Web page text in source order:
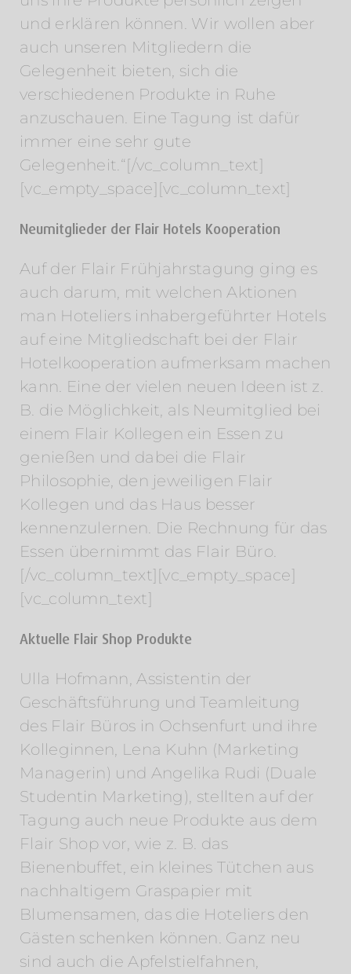
und erklären können. Wir wollen aber
auch unseren Mitgliedern die
Gelegenheit bieten, sich die
verschiedenen Produkte in Ruhe
anzuschauen. Eine Tagung ist dafür
immer eine sehr gute
Gelegenheit.“[/vc_column_text]
[vc_empty_space][vc_column_text]
Neumitglieder der Flair Hotels Kooperation
Auf der Flair Frühjahrstagung ging es
auch darum, mit welchen Aktionen
man Hoteliers inhabergeführter Hotels
auf eine Mitgliedschaft bei der Flair
Hotelkooperation aufmerksam machen
kann. Eine der vielen neuen Ideen ist z.
B. die Möglichkeit, als Neumitglied bei
einem Flair Kollegen ein Essen zu
genießen und dabei die Flair
Philosophie, den jeweiligen Flair
Kollegen und das Haus besser
kennenzulernen. Die Rechnung für das
Essen übernimmt das Flair Büro.
[/vc_column_text][vc_empty_space]
[vc_column_text]
Aktuelle Flair Shop Produkte
Ulla Hofmann, Assistentin der
Geschäftsführung und Teamleitung
des Flair Büros in Ochsenfurt und ihre
Kolleginnen, Lena Kuhn (Marketing
Managerin) und Angelika Rudi (Duale
Studentin Marketing), stellten auf der
Tagung auch neue Produkte aus dem
Flair Shop vor, wie z. B. das
Bienenbuffet, ein kleines Tütchen aus
nachhaltigem Graspapier mit
Blumensamen, das die Hoteliers den
Gästen schenken können. Ganz neu
sind auch die Apfelstielfahnen,